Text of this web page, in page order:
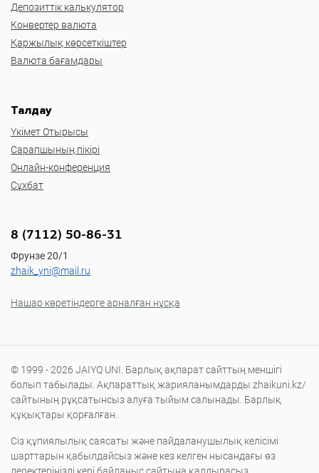
Депозиттік калькулятор
Конвертер валюта
Қаржылық көрсеткіштер
Валюта бағамдары
Талдау
Үкімет Отырысы
Сарапшының пікірі
Онлайн-конференция
Сұхбат
8 (7112) 50-86-31
Фрунзе 20/1
zhaik_yni@mail.ru
Нашар көретіндерге арналған нұсқа
© 1999 - 2026 JAIYQ UNI. Барлық ақпарат сайттың меншігі
болып табылады. Ақпараттық жарияланымдарды zhaikuni.kz/
сайтының рұқсатынсыз алуға тыйым салынады. Барлық
құқықтары қорғалған.
Сіз құпиялылық саясаты және пайдаланушылық келісімі
шарттарын қабылдайсыз және кез келген нысандағы өз